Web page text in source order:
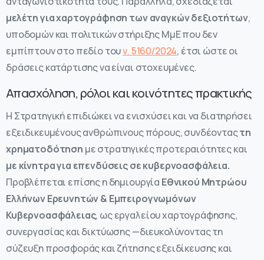
μελέτη για χαρτογράφηση των αναγκών δεξιοτήτων,
υποδομών και πολιτικών στήριξης ΜμΕ που δεν
εμπίπτουν στο πεδίο τουν. 5160/2024, έτσι ώστε οι
δράσεις κατάρτισης να είναι στοχευμένες.
Απασχόληση, ρόλοι και κοινότητες πρακτικής
Η Στρατηγική επιδιώκει να ενισχύσει και να διατηρήσει
εξειδικευμένους ανθρώπινους πόρους, συνδέονταςτη
χρηματοδότηση με στρατηγικές προτεραιότητες και
με κίνητρα για επενδύσεις σε κυβερνοασφάλεια.
Προβλέπεται επίσης η δημιουργία Εθνικού Μητρώου
Ελλήνων Ερευνητών & Εμπειρογνωμόνων
Κυβερνοασφάλειας, ως εργαλείου χαρτογράφησης,
συνεργασίας και δικτύωσης —διευκολύνοντας τη
σύζευξη προσφοράς και ζήτησης εξειδίκευσης και